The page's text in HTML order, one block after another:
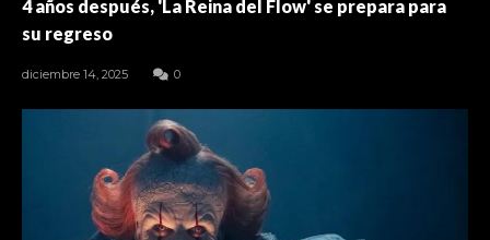
4 años después, 'La Reina del Flow' se prepara para
su regreso
diciembre 14, 2025 0